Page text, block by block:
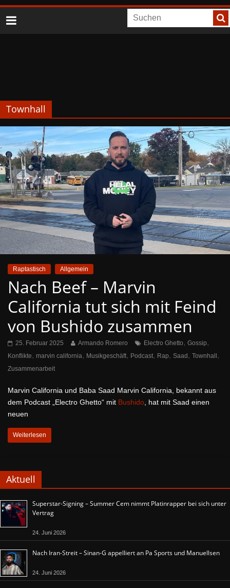
Townhall
Raptastisch Allgemein
Nach Beef – Marvin
California tut sich mit Feind
von Bushido zusammen
25. Februar 2025 Armando Romero Electro Ghetto, Gossip,
Konflikte, marvin california, Musikgeschäft, Podcast, Rap, Saad , Townhall ,
Zusammenarbeit
Marvin California und Baba Saad Marvin California, bekannt aus
dem Podcast „Electro Ghetto“ mit Bushido , hat mit Saad einen
neuen
Weiterlesen
Aktuell
Superstar-Signing – Summer Cem nimmt Platinrapper bei sich unter
Vertrag
24. Juni 2026
Nach Iran-Streit – Sinan-G appelliert an Pa Sports und Manuellsen
24. Juni 2026